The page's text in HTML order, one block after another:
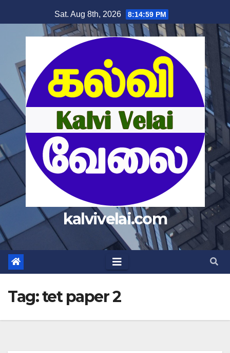
to
content
Sat. Aug 8th, 2026 8:14:59 PM
kalvivelai.com
Tag:tet paper 2